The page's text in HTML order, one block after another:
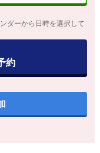
ダーから日時を選択して
約